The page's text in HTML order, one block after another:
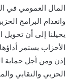
المال العمومي في
وانعدام البرامج
يحيلنا إلى أن
الأحزاب يستمر
إذن ومن أجل حماية
الحزبي والنقابي